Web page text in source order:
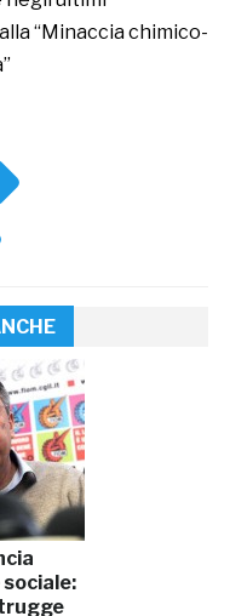
“Minaccia chimico-